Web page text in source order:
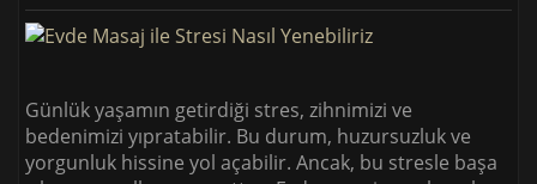
Günlük yaşamın getirdiği stres, zihnimizi ve
bedenimizi yıpratabilir. Bu durum, huzursuzluk ve
yorgunluk hissine yol açabilir. Ancak, bu stresle başa